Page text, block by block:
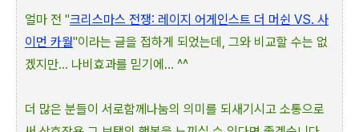
얼마 전 "크리스마스 전쟁: 레이지 어게인스트 더 머쉰 VS. 사
이먼 카월"이라는 글을 접하게 되었는데, 그와 비교할 수는 없
겠지만... 나비효과를 믿기에... ^^
더 많은 분들이 서로함께나눔의 의미를 되새기시고 소통으로